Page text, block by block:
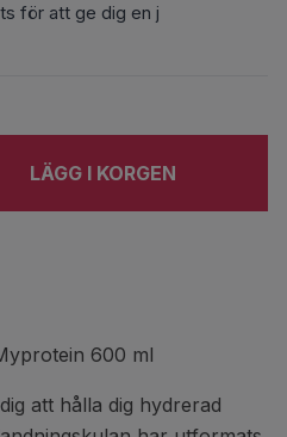
för att ge dig en j
LÄGG I KORGEN
600 ml
att hålla dig hydrerad